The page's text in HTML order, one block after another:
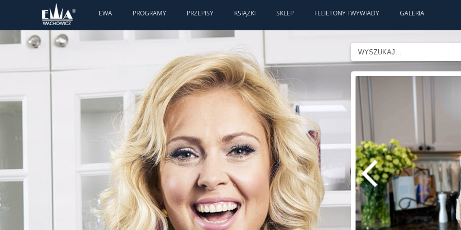
EWA PROGRAMY PRZEPISY KSIĄŻKI SKLEP FELIETONY I WYWIADY GALERIA